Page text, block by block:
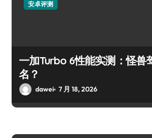
安卓评测
一加Turbo 6性能实测：怪兽
名？
dawei 7 月 18, 2026